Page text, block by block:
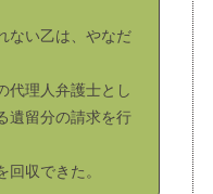
ない乙は、やなだ
代理人弁護士とし
遺留分の請求を行
回収できた。